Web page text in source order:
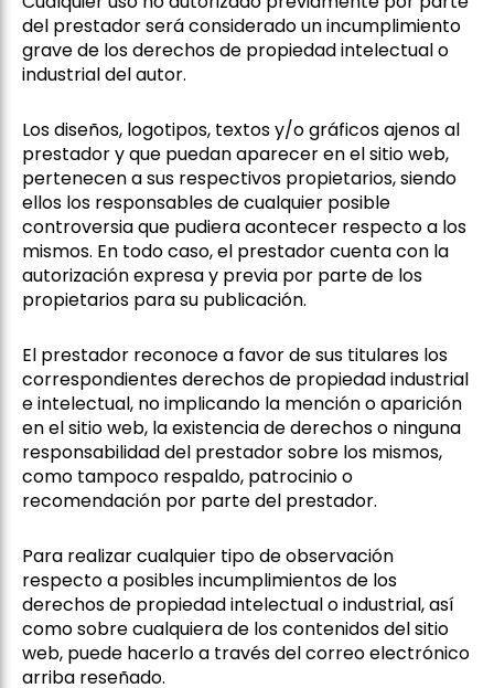
del prestador será considerado un incumplimiento
grave de los derechos de propiedad intelectual o
industrial del autor.
Los diseños, logotipos, textos y/o gráficos ajenos al
prestador y que puedan aparecer en el sitio web,
pertenecen a sus respectivos propietarios, siendo
ellos los responsables de cualquier posible
controversia que pudiera acontecer respecto a los
mismos. En todo caso, el prestador cuenta con la
autorización expresa y previa por parte de los
propietarios para su publicación.
El prestador reconoce a favor de sus titulares los
correspondientes derechos de propiedad industrial
e intelectual, no implicando la mención o aparición
en el sitio web, la existencia de derechos o ninguna
responsabilidad del prestador sobre los mismos,
como tampoco respaldo, patrocinio o
recomendación por parte del prestador.
Para realizar cualquier tipo de observación
respecto a posibles incumplimientos de los
derechos de propiedad intelectual o industrial, así
como sobre cualquiera de los contenidos del sitio
web, puede hacerlo a través del correo electrónico
arriba reseñado.